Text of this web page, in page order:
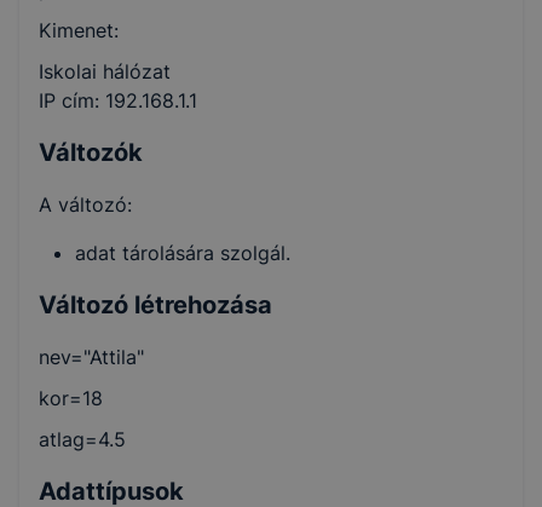
Kimenet:
Iskolai hálózat
IP cím: 192.168.1.1
Változók
A változó:
adat tárolására szolgál.
Változó létrehozása
nev="Attila"
kor=18
atlag=4.5
Adattípusok